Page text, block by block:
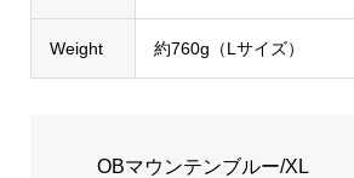
Weight 約760g（Lサイズ）
OBマウンテンブルー/XL